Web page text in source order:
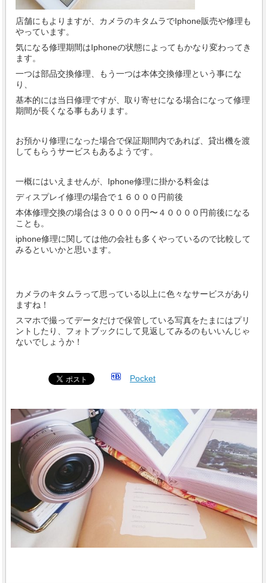
店舗にもよりますが、カメラのキタムラでIphone販売や修理も
やっています。
気になる修理期間はIphoneの状態によってもかなり変わってき
ます。
一つは部品交換修理、もう一つは本体交換修理という事にな
り、
基本的には当日修理ですが、取り寄せになる場合になって修理
期間が長くなる事もあります。
お預かり修理になった場合で保証期間内であれば、貸出機を渡
してもらうサービスもあるようです。
一概にはいえませんが、Iphone修理に掛かる料金は
ディスプレイ修理の場合で１６０００円前後
本体修理交換の場合は３００００円〜４００００円前後になる
ことも。
iphone修理に関しては他の会社も多くやっているので比較して
みるといいかと思います。
カメラのキタムラって思っている以上に色々なサービスがあり
ますね！
スマホで撮ってデータだけで保管している写真をたまにはプリ
ントしたり、フォトブックにして見返してみるのもいいんじゃ
ないでしょうか！
Pocket